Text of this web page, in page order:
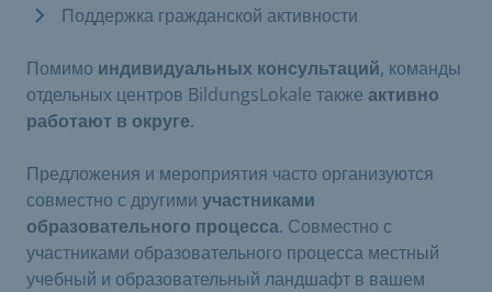
Поддержка гражданской активности
Помимо индивидуальных консультаций, команды
отдельных центров BildungsLokale также активно
работают в округе.
Предложения и мероприятия часто организуются
совместно с другими участниками
образовательного процесса. Совместно с
участниками образовательного процесса местный
учебный и образовательный ландшафт в вашем